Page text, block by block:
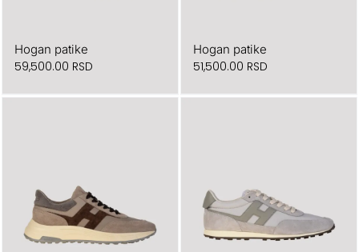
Hogan patike
59,500.00 RSD
Hogan patike
51,500.00 RSD